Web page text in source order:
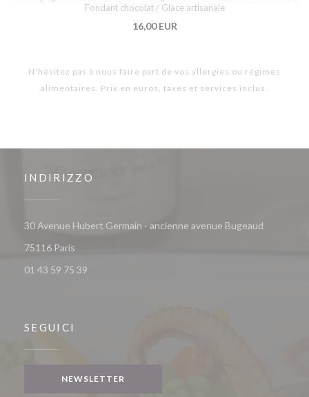
Fondant chocolat / Glace artisanale
16,00 EUR
N'hésitez pas à nous faire part de vos allergies ou régimes
alimentaires. Prix en euros, taxes et services inclus.
INDIRIZZO
30 Avenue Hubert Germain - ancienne avenue Bugeaud
75116 Paris
01 43 59 75 39
SEGUICI
NEWSLETTER